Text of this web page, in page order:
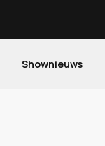
Shownieuws